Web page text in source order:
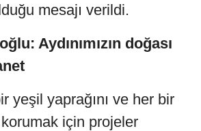
mesajı verildi.
Aydınımızın doğası
yeşil yaprağını ve her bir
için projeler